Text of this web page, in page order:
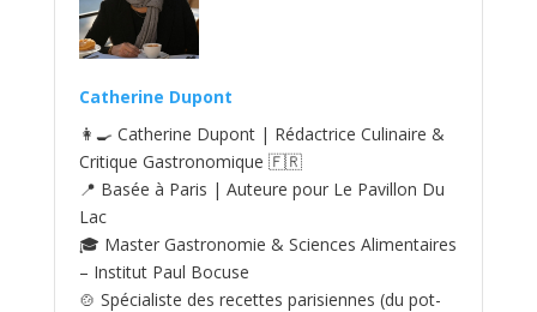
Catherine Dupont
👩‍🍳 Catherine Dupont | Rédactrice Culinaire &
Critique Gastronomique 🇫🇷
📍 Basée à Paris | Auteure pour Le Pavillon Du
Lac
🎓 Master Gastronomie & Sciences Alimentaires
– Institut Paul Bocuse
🍲 Spécialiste des recettes parisiennes (du pot-